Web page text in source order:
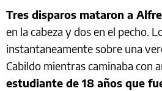
Tres disparos mataron a
en la cabeza y dos en el pecho.
instantaneamente sobre una
Cabildo mientras caminaba con
estudiante de 18 años que